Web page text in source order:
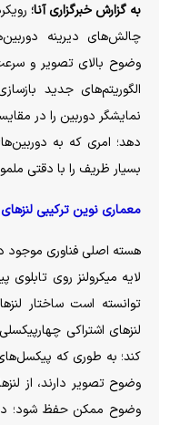
به گزارش خبرگزاری آنا؛
چالش‌های دیرینه
وضوح بالای تصویر و
الگوریتم‌های جدید
دهد؛ امری که به
بسیار ظریف را با دقتی
معماری نوین ترکیبی
لایه میکرولنز روی
کند؛ به طوری که
وضوح تصویر دارند، از
وضوح ممکن حفظ شود؛ در